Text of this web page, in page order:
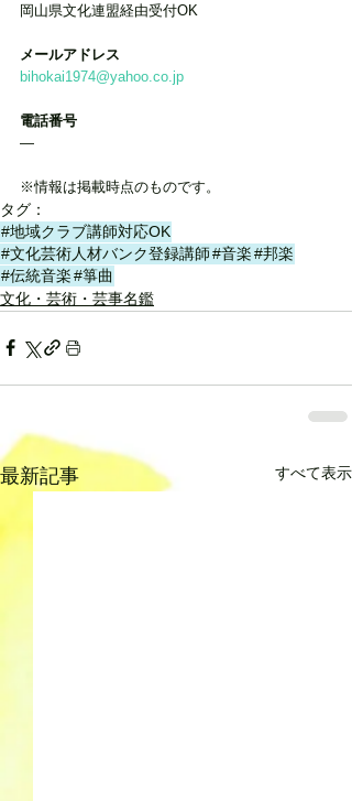
岡山県文化連盟経由受付OK
メールアドレス
bihokai1974@yahoo.co.jp
電話番号
―
※情報は掲載時点のものです。
タグ：
#地域クラブ講師対応OK
#文化芸術人材バンク登録講師#音楽#邦楽
#伝統音楽#箏曲
文化・芸術・芸事名鑑
最新記事 すべて表示